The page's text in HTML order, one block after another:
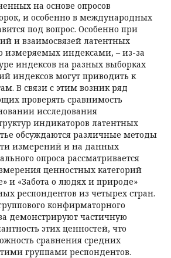
на основе опросов
и особенно в международных
под вопрос. Особенно при
и взаимосвязей латентных
измеряемых индексами, – из-за
индексов на разных выборках
индексов могут приводить к
В связи с этим возник ряд
проверять сравнимость
исследования
индикаторов латентных
обсуждаются различные методы
измерений и на данных
опроса рассматривается
ценностных категорий
и «Забота о людях и природе»
респондентов из четырех стран.
конфирматорного
демонстрируют частичную
этих ценностей, что
сравнения средних
группами респондентов.